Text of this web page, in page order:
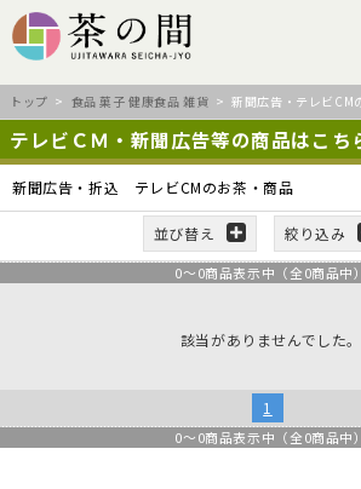
トップ > 食品 菓子 健康食品 雑貨 > 新聞広告・テレビCM
テレビＣＭ・新聞広告等の商品はこち
新聞広告・折込 テレビCMのお茶・商品
並び替え 絞り込み
0～0商品表示中（全0商品中）
該当がありませんでした。
1
0～0商品表示中（全0商品中）